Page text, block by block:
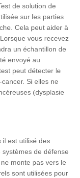
de solution de
sur les parties
. Cela peut aider à
Lorsque vous recevez
un échantillon de
envoyé au
peut détecter le
cancer. Si elles ne
(dysplasie
il est utilisé des
de défense
monte pas vers le
sont utilisées pour